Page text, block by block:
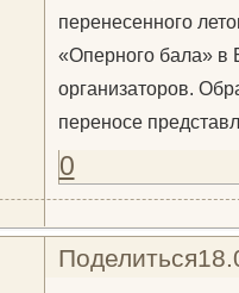
перенесенного
«Оперного бала» в
организаторов.
переносе
0
Поделиться